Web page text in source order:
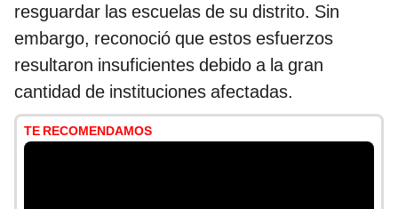
resguardar las escuelas de su distrito. Sin
embargo, reconoció que estos esfuerzos
resultaron insuficientes debido a la gran
cantidad de instituciones afectadas.
TE RECOMENDAMOS